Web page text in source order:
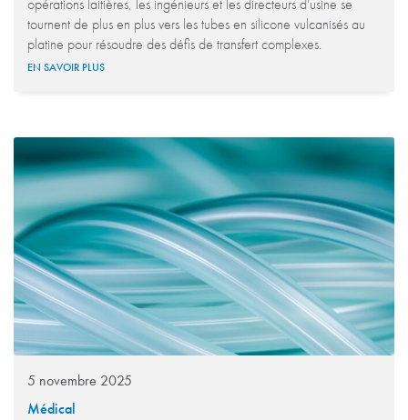
tournent de plus en plus vers les tubes en silicone vulcanisés au
platine pour résoudre des défis de transfert complexes.
EN SAVOIR PLUS
5 novembre 2025
Médical